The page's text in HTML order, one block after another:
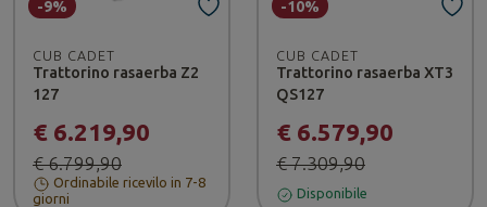
CUB CADET
Trattorino rasaerba Z2
127
€ 6.219,90
€ 6.799,90
-9%
Ordinabile ricevilo in 7-8
giorni
CUB CADET
Trattorino rasaerba XT3
QS127
€ 6.579,90
€ 7.309,90
-10%
Disponibile